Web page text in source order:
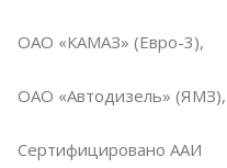
ОАО «КАМАЗ» (Евро-3),
ОАО «Автодизель» (ЯМЗ),
Сертифицировано ААИ